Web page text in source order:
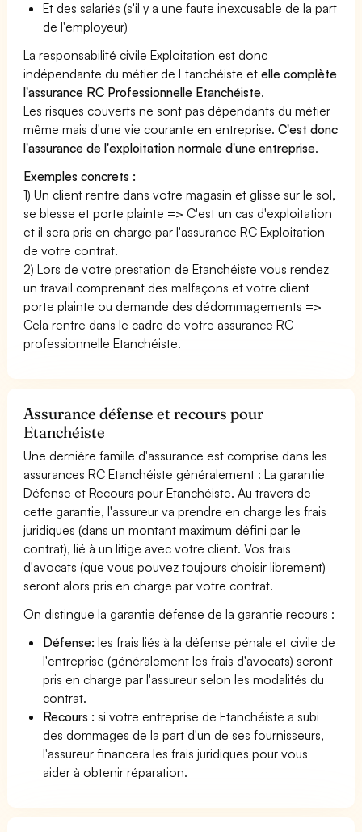
Et des salariés (s'il y a une faute inexcusable de la part
de l'employeur)
La responsabilité civile Exploitation est donc
indépendante du métier de Etanchéiste etelle complète
l'assurance RC Professionnelle Etanchéiste.
Les risques couverts ne sont pas dépendants du métier
même mais d'une vie courante en entreprise.C'est donc
l'assurance de l'exploitation normale d'une entreprise.
Exemples concrets :
1) Un client rentre dans votre magasin et glisse sur le sol,
se blesse et porte plainte => C'est un cas d'exploitation
et il sera pris en charge par l'assurance RC Exploitation
de votre contrat.
2) Lors de votre prestation de Etanchéiste vous rendez
un travail comprenant des malfaçons et votre client
porte plainte ou demande des dédommagements =>
Cela rentre dans le cadre de votre assurance RC
professionnelle Etanchéiste.
Assurance défense et recours pour
Etanchéiste
Une dernière famille d'assurance est comprise dans les
assurances RC Etanchéiste généralement : La garantie
Défense et Recours pour Etanchéiste. Au travers de
cette garantie, l'assureur va prendre en charge les frais
juridiques (dans un montant maximum défini par le
contrat), lié à un litige avec votre client. Vos frais
d'avocats (que vous pouvez toujours choisir librement)
seront alors pris en charge par votre contrat.
On distingue la garantie défense de la garantie recours :
Défense: les frais liés à la défense pénale et civile de
l'entreprise (généralement les frais d'avocats) seront
pris en charge par l'assureur selon les modalités du
contrat.
Recours : si votre entreprise de Etanchéiste a subi
des dommages de la part d'un de ses fournisseurs,
l'assureur financera les frais juridiques pour vous
aider à obtenir réparation.